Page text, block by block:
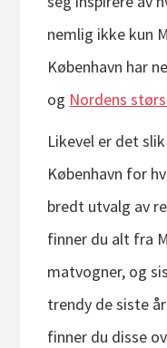
nemlig ikke kun
København har
og Nordens
Likevel er det
København for
bredt utvalg av
finner du alt fra
matvogner, og
trendy de siste
finner du disse